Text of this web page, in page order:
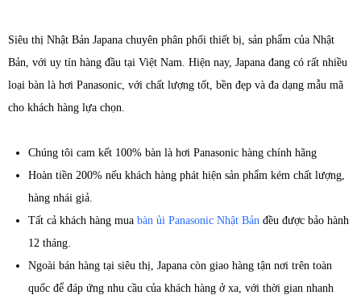
Siêu thị Nhật Bản Japana chuyên phân phối thiết bị, sản phẩm của Nhật
Bản, với uy tín hàng đầu tại Việt Nam. Hiện nay, Japana đang có rất nhiều
loại bàn là hơi Panasonic, với chất lượng tốt, bền đẹp và đa dạng mẫu mã
cho khách hàng lựa chọn.
Chúng tôi cam kết 100% bàn là hơi Panasonic hàng chính hãng
Hoàn tiền 200% nếu khách hàng phát hiện sản phẩm kém chất lượng,
hàng nhái giả.
Tất cả khách hàng mua bàn ủi Panasonic Nhật Bản đều được bảo hành
12 tháng.
Ngoài bán hàng tại siêu thị, Japana còn giao hàng tận nơi trên toàn
quốc để đáp ứng nhu cầu của khách hàng ở xa, với thời gian nhanh